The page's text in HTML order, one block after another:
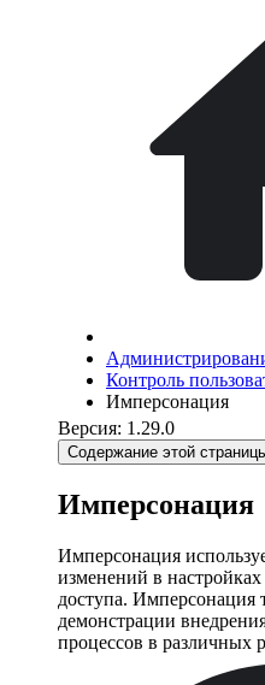
Контроль
Имперсонация
Версия: 1.29.0
Содержание этой
Имперсонация
Имперсонация
изменений в
доступа. Имперсонация
демонстрации
процессов в различных